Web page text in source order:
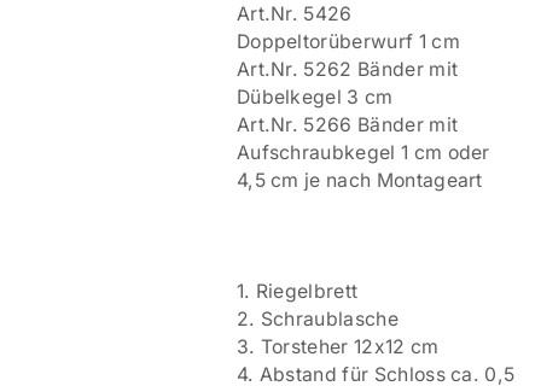
Art.Nr. 5426
Doppeltorüberwurf 1 cm
Art.Nr. 5262 Bänder mit
Dübelkegel 3 cm
Art.Nr. 5266 Bänder mit
Aufschraubkegel 1 cm oder
4,5 cm je nach Montageart
1. Riegelbrett
2. Schraublasche
3. Torsteher 12x12 cm
4. Abstand für Schloss ca. 0,5